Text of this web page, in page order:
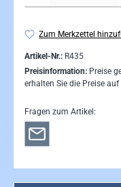
Zum Merkzettel
Artikel-Nr.: R435
Preisinformation: Preise
erhalten Sie die Preise auf
Fragen zum Artikel: